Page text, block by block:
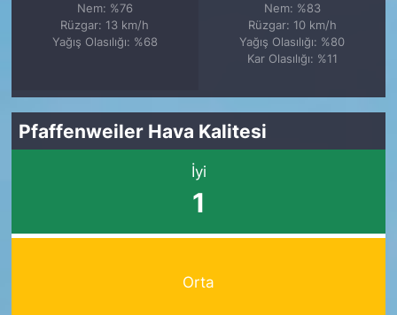
Nem: %76
Rüzgar: 13 km/h
Yağış Olasılığı: %68
Nem: %83
Rüzgar: 10 km/h
Yağış Olasılığı: %80
Kar Olasılığı: %11
Pfaffenweiler Hava Kalitesi
İyi
1
Orta